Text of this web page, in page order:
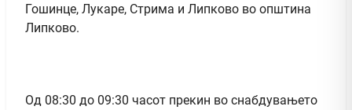
Гошинце, Лукаре, Стрима и Липково во општина
Липково.
Од 08:30 до 09:30 часот прекин во снабдувањето